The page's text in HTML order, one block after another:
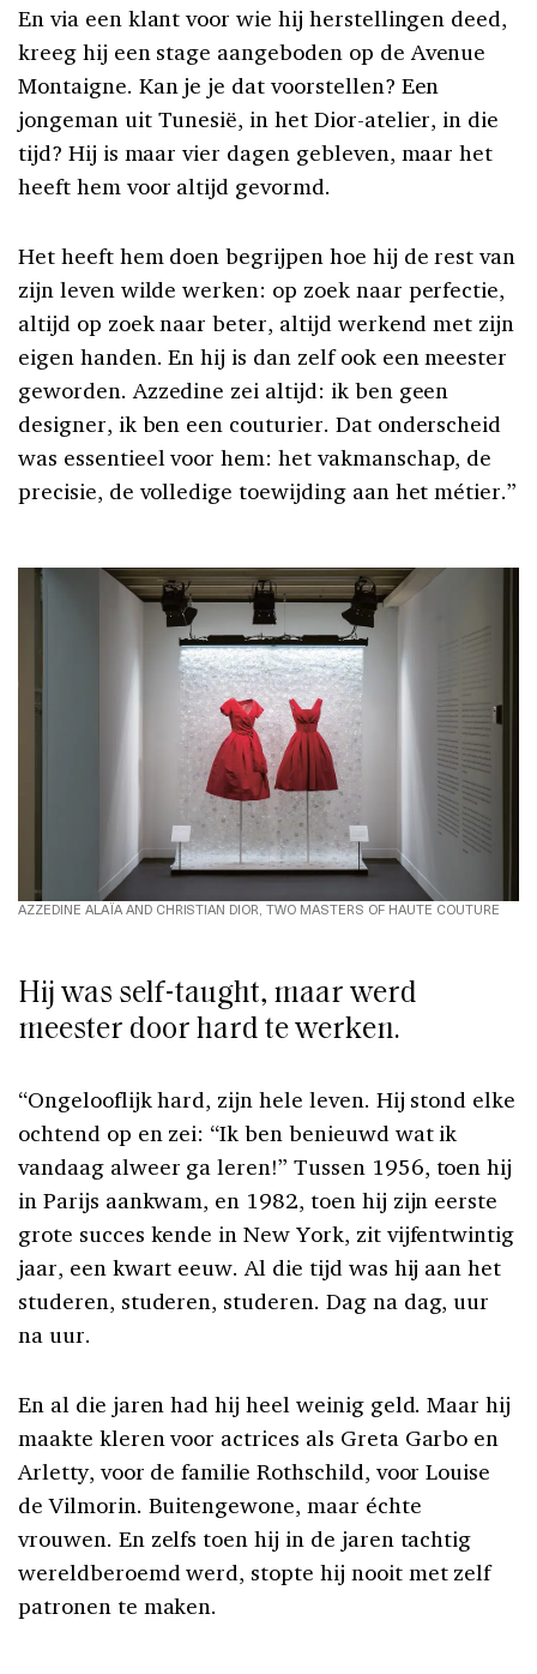
En via een klant voor wie hij herstellingen deed,
kreeg hij een stage aangeboden op de Avenue
Montaigne. Kan je je dat voorstellen? Een
jongeman uit Tunesië, in het Dior-atelier, in die
tijd? Hij is maar vier dagen gebleven, maar het
heeft hem voor altijd gevormd.
Het heeft hem doen begrijpen hoe hij de rest van
zijn leven wilde werken: op zoek naar perfectie,
altijd op zoek naar beter, altijd werkend met zijn
eigen handen. En hij is dan zelf ook een meester
geworden. Azzedine zei altijd: ik ben geen
designer, ik ben een couturier. Dat onderscheid
was essentieel voor hem: het vakmanschap, de
precisie, de volledige toewijding aan het métier.”
AZZEDINE ALAÏA AND CHRISTIAN DIOR, TWO MASTERS OF HAUTE COUTURE
Hij was self-taught, maar werd
meester door hard te werken.
“Ongelooflijk hard, zijn hele leven. Hij stond elke
ochtend op en zei: “Ik ben benieuwd wat ik
vandaag alweer ga leren!” Tussen 1956, toen hij
in Parijs aankwam, en 1982, toen hij zijn eerste
grote succes kende in New York, zit vijfentwintig
jaar, een kwart eeuw. Al die tijd was hij aan het
studeren, studeren, studeren. Dag na dag, uur
na uur.
En al die jaren had hij heel weinig geld. Maar hij
maakte kleren voor actrices als Greta Garbo en
Arletty, voor de familie Rothschild, voor Louise
de Vilmorin. Buitengewone, maar échte
vrouwen. En zelfs toen hij in de jaren tachtig
wereldberoemd werd, stopte hij nooit met zelf
patronen te maken.